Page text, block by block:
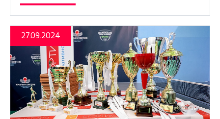
27.09.2024